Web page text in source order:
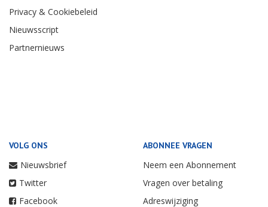
Privacy & Cookiebeleid
Nieuwsscript
Partnernieuws
VOLG ONS
Nieuwsbrief
Twitter
Facebook
ABONNEE VRAGEN
Neem een Abonnement
Vragen over betaling
Adreswijziging